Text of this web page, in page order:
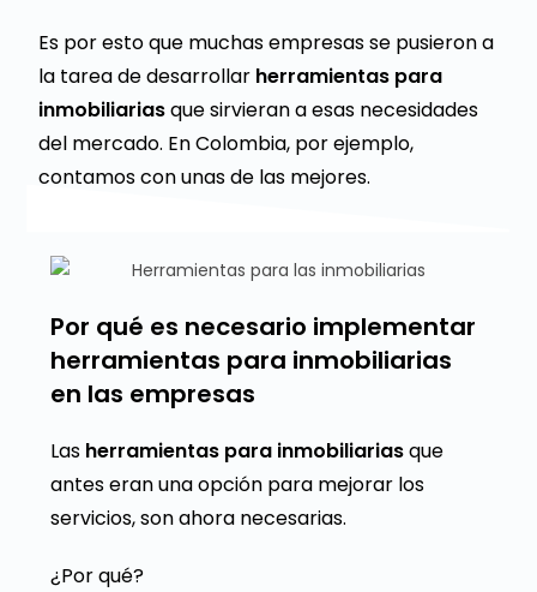
Es por esto que muchas empresas se pusieron a
la tarea de desarrollar herramientas para
inmobiliariasque sirvieran a esas necesidades
del mercado. En Colombia, por ejemplo,
contamos con unas de las mejores.
Por qué es necesario implementar
herramientas para inmobiliarias
en las empresas
Las herramientas para inmobiliariasque
antes eran una opción para mejorar los
servicios, son ahora necesarias.
¿Por qué?